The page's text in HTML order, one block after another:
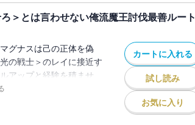
＞とは言わせない俺流魔王討伐最善ルート
グナスは己の正体を偽
の戦士＞のレイに接近す
アップと経験を積ませ、
情と信頼を深めて、難敵
カートに入れる
試し読み
お気に入り